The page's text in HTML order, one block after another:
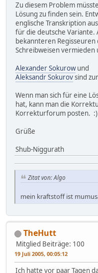
Zu diesem Problem
Lösung zu finden sein.
englische Transkription
für die deutsche Variante.
bekannteren
Schreibweisen
Alexander Sokurowund
Aleksandr Sokurovsind
Wenn man sich für eine
hat, kann man die
Korrekturforum posten. :)
Grüße
Shub-Niggurath
Zitat von: Algo
mein kraftstoff ist
TheHutt
Mitglied Beiträge: 100
19 Juli 2005, 00:05:12
Ich hatte vor paar Tagen